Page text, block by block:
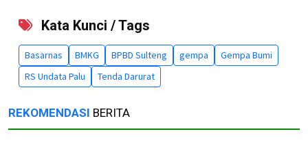
Kata Kunci / Tags
Basarnas BMKG BPBD Sulteng gempa
Gempa Bumi
RS Undata Palu
Tenda Darurat
REKOMENDASI BERITA